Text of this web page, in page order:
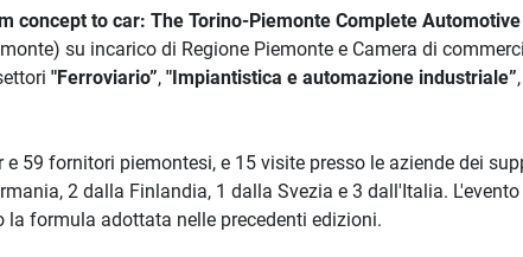
concept to car: The Torino-Piemonte Complete
su incarico di Regione Piemonte e Camera di
"Ferroviario”, "Impiantistica e automazione industriale”,
59 fornitori piemontesi, e 15 visite presso le aziende dei
2 dalla Finlandia, 1 dalla Svezia e 3 dall'Italia.
formula adottata nelle precedenti edizioni.